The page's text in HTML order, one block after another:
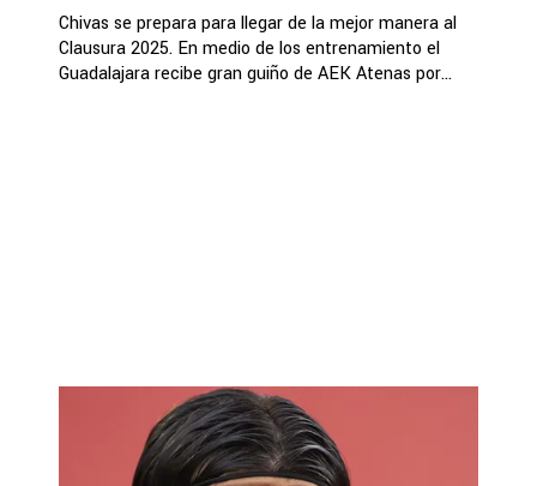
Chivas se prepara para llegar de la mejor manera al
Clausura 2025. En medio de los entrenamiento el
Guadalajara recibe gran guiño de AEK Atenas por...